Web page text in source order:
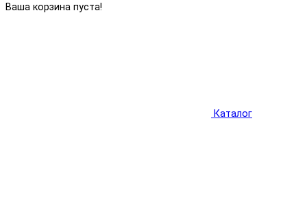
Ваша корзина пуста!
Каталог